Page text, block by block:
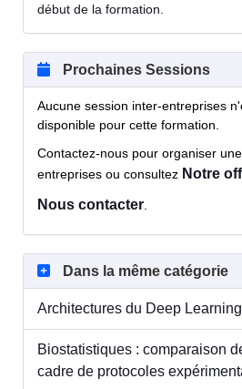
début de la formation.
Prochaines Sessions
Aucune session inter-entreprises
disponible pour cette formation.
Contactez-nous pour organiser
entreprises ou consultez Notre
Nous contacter
Dans la même catégorie
Architectures du Deep Learning
Biostatistiques : comparaison
cadre de protocoles